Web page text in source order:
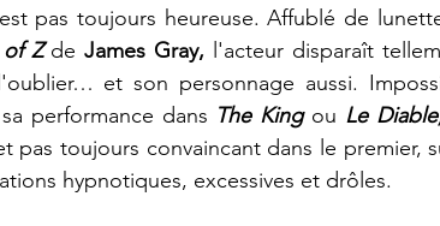
pas toujours heureuse. Affublé de
Z de James Gray, l'acteur disparaît
et son personnage aussi.
performance dans The King ou Le
pas toujours convaincant dans le premier,
hypnotiques, excessives et drôles.